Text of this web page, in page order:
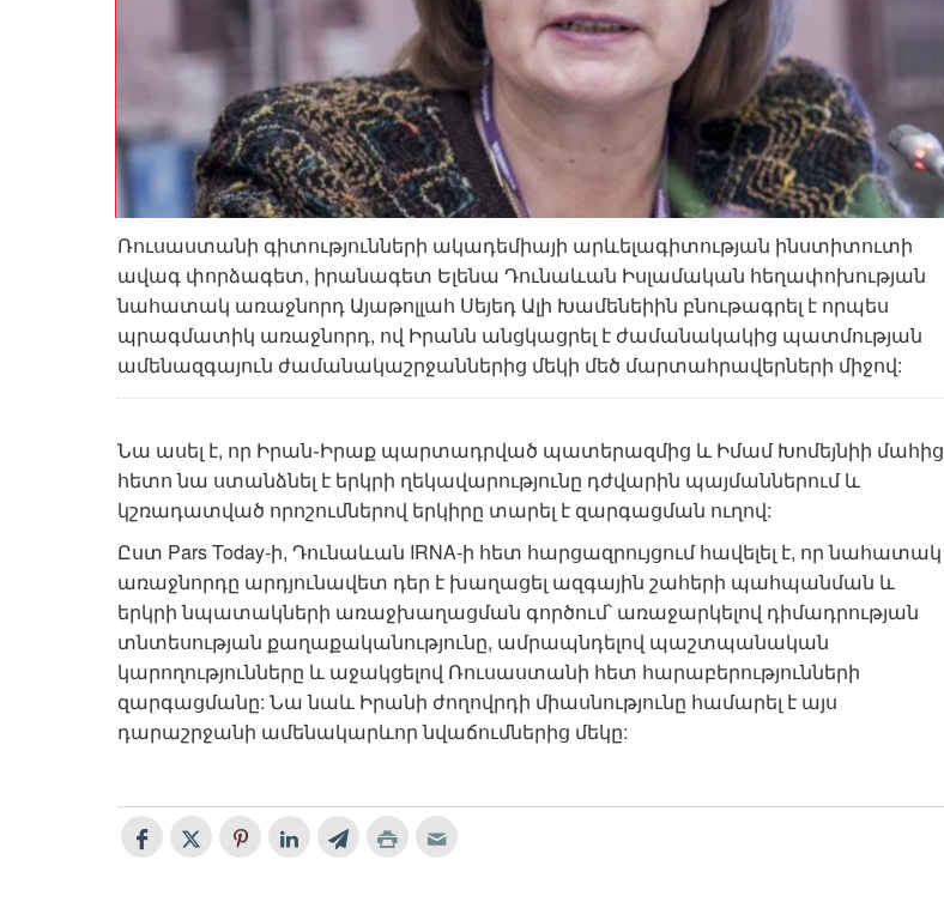
Ռուսաստանի գիտությունների ակադեմիայի արևելագիտության ինստիտուտի
ավագ փորձագետ, իրանագետ Ելենա Դունաևան Իսլամական հեղափոխության
նահատակ առաջնորդ Այաթոլլահ Սեյեդ Ալի Խամենեիին բնութագրել է որպես
պրագմատիկ առաջնորդ, ով Իրանն անցկացրել է ժամանակակից պատմության
ամենազգայուն ժամանակաշրջաններից մեկի մեծ մարտահրավերների միջով:
Նա ասել է, որ Իրան֊Իրաք պարտադրված պատերազմից և Իմամ Խոմեյնիի մահից
հետո նա ստանձնել է երկրի ղեկավարությունը դժվարին պայմաններում և
կշռադատված որոշումներով երկիրը տարել է զարգացման ուղով:
Ըստ Pars Today-ի, Դունաևան IRNA-ի հետ հարցազրույցում հավելել է, որ նահատակ
առաջնորդը արդյունավետ դեր է խաղացել ազգային շահերի պահպանման և
երկրի նպատակների առաջխաղացման գործում՝ առաջարկելով դիմադրության
տնտեսության քաղաքականությունը, ամրապնդելով պաշտպանական
կարողությունները և աջակցելով Ռուսաստանի հետ հարաբերությունների
զարգացմանը: Նա նաև Իրանի ժողովրդի միասնությունը համարել է այս
դարաշրջանի ամենակարևոր նվաճումներից մեկը: